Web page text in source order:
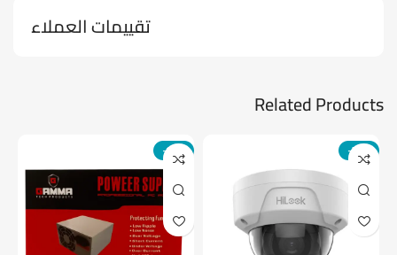
تقييمات العملاء
Related Products
-24%
-14%